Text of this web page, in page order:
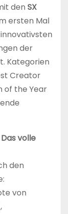
den SX
ersten Mal
der
Kategorien
Creator
of the Year
volle
den
von